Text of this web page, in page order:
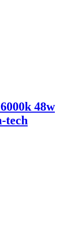
48w
tech